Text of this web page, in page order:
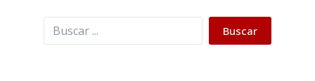
Buscar Buscar